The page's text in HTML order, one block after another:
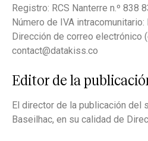
Registro: RCS Nanterre n.º 838
Número de IVA
Dirección de correo electrónico
contact@datakiss.co
Editor de la
El director de la publicación del
Baseilhac, en su calidad de